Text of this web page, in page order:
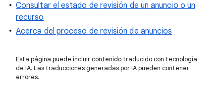
Consultar el estado de revisión de un anuncio o un
recurso
Acerca del proceso de revisión de anuncios
Esta página puede incluir contenido traducido con tecnología
de IA. Las traducciones generadas por IA pueden contener
errores.